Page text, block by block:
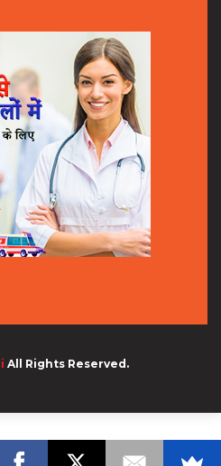
All Rights Reserved.